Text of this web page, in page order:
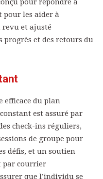
pour répondre à
pour les aider à
et ajusté
et des retours du
efficace du plan
est assuré par
check-ins réguliers,
de groupe pour
défis, et un soutien
par courrier
que l’individu se